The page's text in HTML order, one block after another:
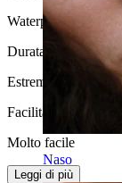
Naso
Waterproof
Durata
Estremamente
Facilità d'uso
Molto facile
Leggi di più